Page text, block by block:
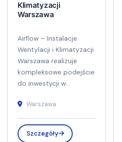
Klimatyzacji
Warszawa
Airflow – Instalacje
Wentylacji i Klimatyzacji
Warszawa realizuje
kompleksowe podejście
do inwestycji w...
Warszawa
Szczegóły